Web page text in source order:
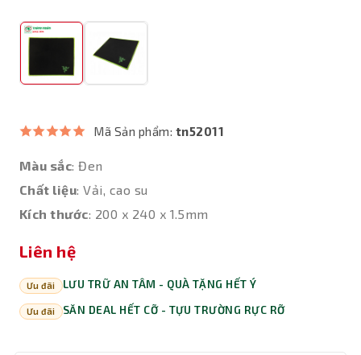
Mã Sản phẩm: tn52011
Màu sắc: Đen
Chất liệu: Vải, cao su
Kích thước: 200 x 240 x 1.5mm
Liên hệ
Ưu đãi LƯU TRỮ AN TÂM - QUÀ TẶNG HẾT Ý
Ưu đãi SĂN DEAL HẾT CỠ - TỰU TRƯỜNG RỰC RỠ